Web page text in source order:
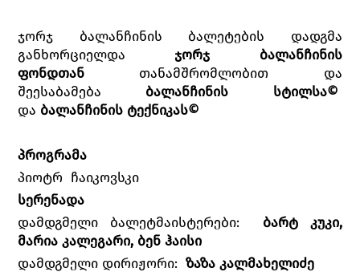
ჯორჯ ბალანჩინის ბალეტების დადგმა
განხორციელდა ჯორჯ ბალანჩინის
ფონდთან თანამშრომლობით და
შეესაბამება ბალანჩინის სტილსა©
და ბალანჩინის ტექნიკას©
პროგრამა
პიოტრ ჩაიკოვსკი
სერენადა
დამდგმელი ბალეტმაისტერები: ბარტ კუკი,
მარია კალეგარი, ბენ ჰაისი
დამდგმელი დირიჟორი:ზაზა კალმახელიძე